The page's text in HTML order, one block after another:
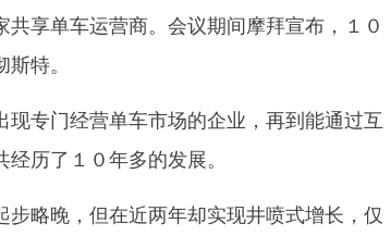
享单车运营商。会议期间摩拜宣布，１０
特。
专门经营单车市场的企业，再到能通过互
历了１０年多的发展。
略晚，但在近两年却实现井喷式增长，仅